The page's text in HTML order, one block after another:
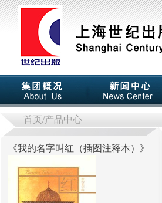
首页/产品中心
《我的名字叫红（插图注释本） 》